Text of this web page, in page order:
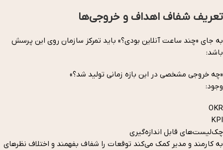
تعریف شفاف اهداف و خروجی‌ها
به جای «چند ساعت آنلاین بودی؟» باید تمرکز سازمان روی این پرسش
باشد:
«چه خروجی مشخصی در این بازه زمانی تولید شد؟»
وجود:
OKR
KPI
چک‌لیست‌های قابل اندازه‌گیری
به کارمند و مدیر کمک می‌کند توقعات را شفاف بفهمند و اختلاف نظرهای